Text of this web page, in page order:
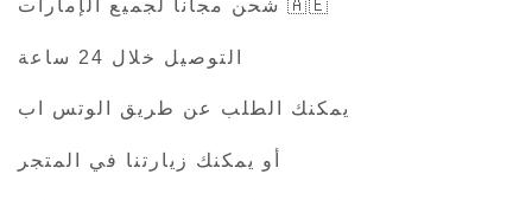
شحن مجاناً لجميع الإمارات 🇦🇪
التوصيل خلال 24 ساعة
يمكنك الطلب عن طريق الوتس اب
أو يمكنك زيارتنا في المتجر